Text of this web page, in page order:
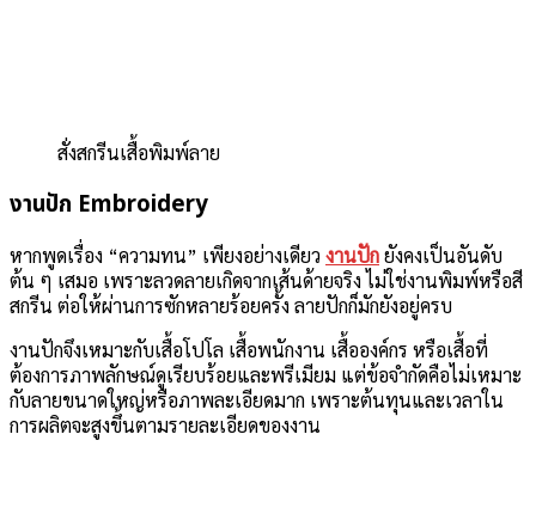
สั่งสกรีนเสื้อพิมพ์ลาย
งานปัก Embroidery
หากพูดเรื่อง “ความทน” เพียงอย่างเดียว งานปักยังคงเป็นอันดับ
ต้น ๆ เสมอ เพราะลวดลายเกิดจากเส้นด้ายจริง ไม่ใช่งานพิมพ์หรือสี
สกรีน ต่อให้ผ่านการซักหลายร้อยครั้ง ลายปักก็มักยังอยู่ครบ
งานปักจึงเหมาะกับเสื้อโปโล เสื้อพนักงาน เสื้อองค์กร หรือเสื้อที่
ต้องการภาพลักษณ์ดูเรียบร้อยและพรีเมียม แต่ข้อจำกัดคือไม่เหมาะ
กับลายขนาดใหญ่หรือภาพละเอียดมาก เพราะต้นทุนและเวลาใน
การผลิตจะสูงขึ้นตามรายละเอียดของงาน